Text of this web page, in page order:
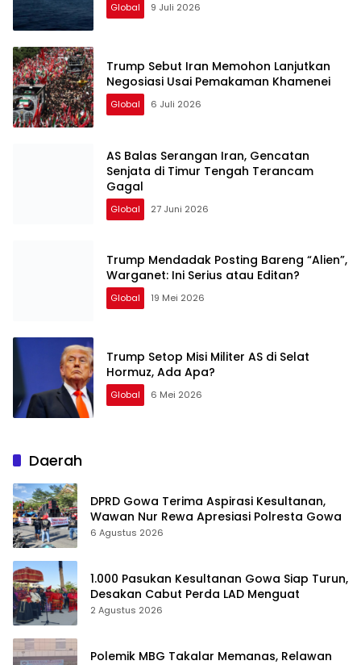
Global 9 Juli 2026
Trump Sebut Iran Memohon Lanjutkan
Negosiasi Usai Pemakaman Khamenei
Global 6 Juli 2026
AS Balas Serangan Iran, Gencatan
Senjata di Timur Tengah Terancam
Gagal
Global 27 Juni 2026
Trump Mendadak Posting Bareng “Alien”,
Warganet: Ini Serius atau Editan?
Global 19 Mei 2026
Trump Setop Misi Militer AS di Selat
Hormuz, Ada Apa?
Global 6 Mei 2026
Daerah
DPRD Gowa Terima Aspirasi Kesultanan,
Wawan Nur Rewa Apresiasi Polresta Gowa
6 Agustus 2026
1.000 Pasukan Kesultanan Gowa Siap Turun,
Desakan Cabut Perda LAD Menguat
2 Agustus 2026
Polemik MBG Takalar Memanas, Relawan